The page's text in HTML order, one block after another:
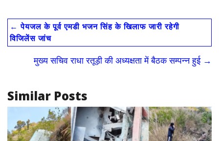
e
b
o
o
to
d
o
n
ai
l
ar
e
← पेयजल के पूर्व एमडी भजन सिंह के खिलाफ जारी रहेगी
विजिलेंस जांच
मुख्य सचिव राधा रतूड़ी की अध्यक्षता में बैठक सम्पन्न हुई →
Similar Posts